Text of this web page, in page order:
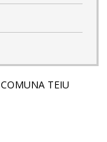
COMUNA TEIU